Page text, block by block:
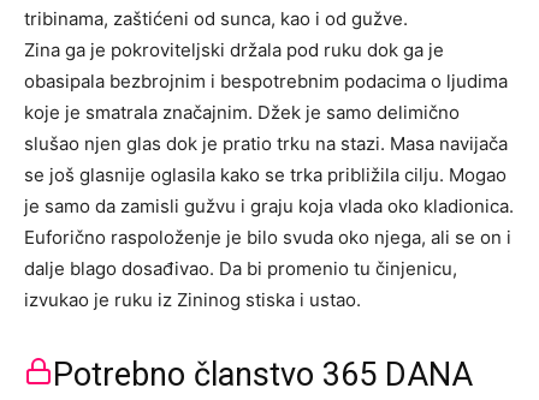
tribinama, zaštićeni od sunca, kao i od gužve.
Zina ga je pokroviteljski držala pod ruku dok ga je
obasipala bezbrojnim i bespotrebnim podacima o ljudima
koje je smatrala značajnim. Džek je samo delimično
slušao njen glas dok je pratio trku na stazi. Masa navijača
se još glasnije oglasila kako se trka približila cilju. Mogao
je samo da zamisli gužvu i graju koja vlada oko kladionica.
Euforično raspoloženje je bilo svuda oko njega, ali se on i
dalje blago dosađivao. Da bi promenio tu činjenicu,
izvukao je ruku iz Zininog stiska i ustao.
Potrebno članstvo 365 DANA